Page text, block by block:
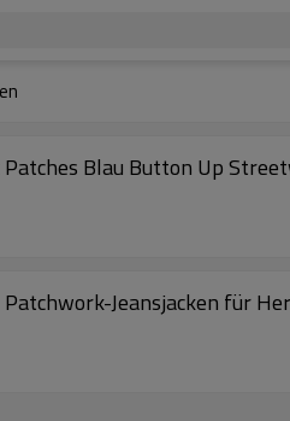
Blau Button Up
Jeansjacken für